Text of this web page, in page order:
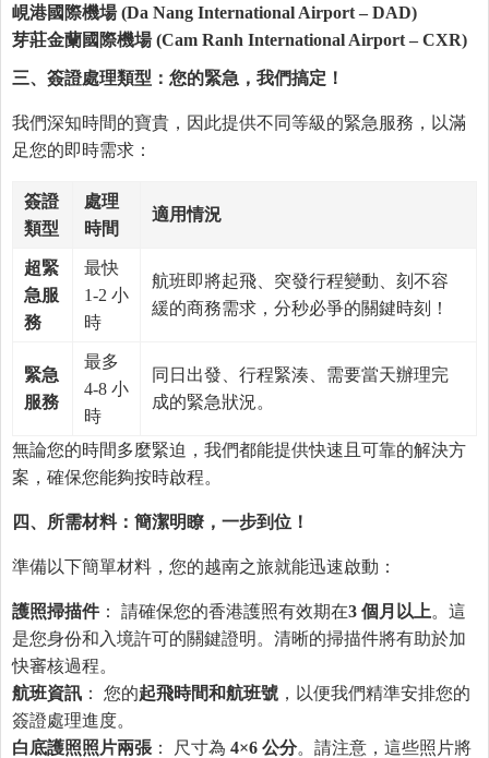
峴港國際機場(Da Nang International Airport – DAD)
芽莊金蘭國際機場(Cam Ranh International Airport – CXR)
三、簽證處理類型： 您的緊急，我們搞定！
我們深知時間的寶貴，因此提供不同等級的緊急服務，以滿
足您的即時需求：
簽證
類型
處理
時間
適用情況
超緊
急服
務
最快
1-2 小
時
航班即將起飛、突發行程變動、刻不容
緩的商務需求，分秒必爭的關鍵時刻！
緊急
服務
最多
4-8 小
時
同日出發、行程緊湊、需要當天辦理完
成的緊急狀況。
無論您的時間多麼緊迫，我們都能提供快速且可靠的解決方
案，確保您能夠按時啟程。
四、所需材料：簡潔明瞭，一步到位！
準備以下簡單材料，您的越南之旅就能迅速啟動：
護照掃描件： 請確保您的香港護照有效期在3 個月以上。這
是您身份和入境許可的關鍵證明。清晰的掃描件將有助於加
快審核過程。
航班資訊 ： 您的起飛時間和航班號 ，以便我們精準安排您的
簽證處理進度。
白底護照照片兩張 ： 尺寸為 4×6 公分。請注意，這些照片將